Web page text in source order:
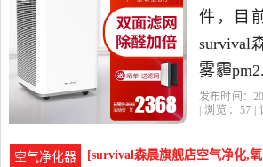
件，目
survival
雾霾
味负离
活电器
发布时间：
| 浏览： 57|
空气净化器
[survival森晨旗舰店空气净化,